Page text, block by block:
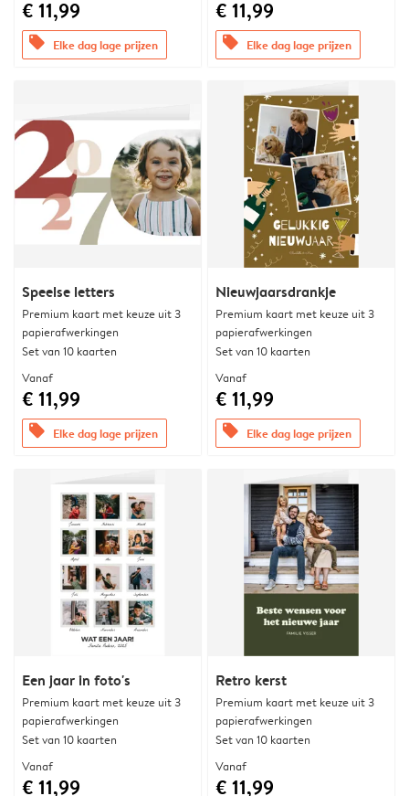
€ 11,99
offers Elke dag lage prijzen
€ 11,99
offers Elke dag lage prijzen
Speelse letters
Premium kaart met keuze uit 3
papierafwerkingen
Set van 10 kaarten
Vanaf
€ 11,99
offers Elke dag lage prijzen
Nieuwjaarsdrankje
Premium kaart met keuze uit 3
papierafwerkingen
Set van 10 kaarten
Vanaf
€ 11,99
offers Elke dag lage prijzen
Een jaar in foto's
Premium kaart met keuze uit 3
papierafwerkingen
Set van 10 kaarten
Vanaf
€ 11,99
Retro kerst
Premium kaart met keuze uit 3
papierafwerkingen
Set van 10 kaarten
Vanaf
€ 11,99